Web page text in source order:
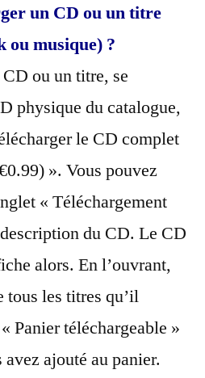
un CD ou un titre
ou musique) ?
ou un titre, se
physique du catalogue,
le CD complet
». Vous pouvez
« Téléchargement
du CD. Le CD
alors. En l’ouvrant,
tous les titres qu’il
Panier téléchargeable »
ajouté au panier.